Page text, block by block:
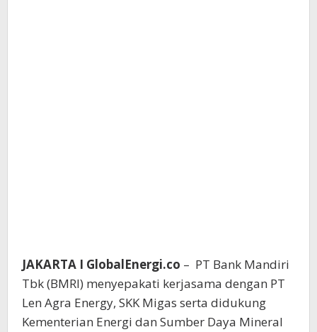
JAKARTA I GlobalEnergi.co – PT Bank Mandiri
Tbk (BMRI) menyepakati kerjasama dengan PT
Len Agra Energy, SKK Migas serta didukung
Kementerian Energi dan Sumber Daya Mineral